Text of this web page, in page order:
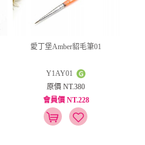
愛丁堡Amber貂毛筆01
Y1AY01
原價 NT.380
會員價 NT.228